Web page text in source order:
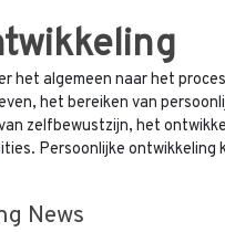
het algemeen naar het
het bereiken van
zelfbewustzijn, het
Persoonlijke
News